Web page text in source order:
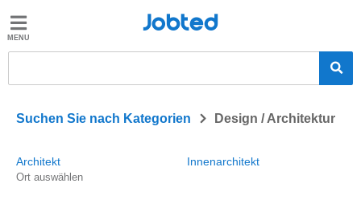
Jobted
Gehalt
Jobted
Suchen Sie nach Kategorien > Design / Architektur
Architekt
Ort auswählen
Innenarchitekt